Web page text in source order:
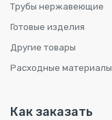
Трубы нержавеющие
Готовые изделия
Другие товары
Расходные материалы
Как заказать